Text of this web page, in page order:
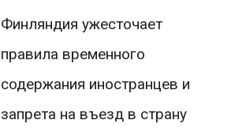
Финляндия ужесточает
правила временного
содержания иностранцев и
запрета на въезд в страну